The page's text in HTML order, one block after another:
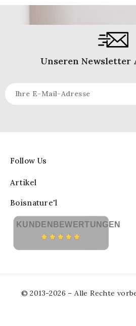
Unseren Newsletter
Follow Us
Artikel
Boisnature'l
KUNDENBEWERTUNGEN
© 2013-2026 – Alle Rechte